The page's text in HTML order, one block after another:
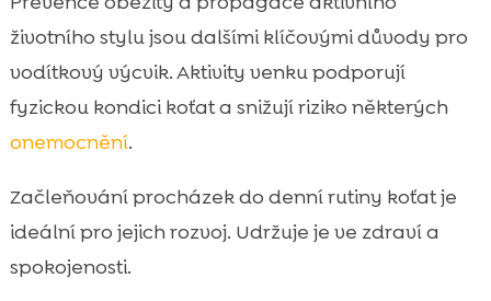
životního stylu jsou dalšími klíčovými důvody pro
vodítkový výcvik. Aktivity venku podporují
fyzickou kondici koťat a snižují riziko některých
onemocnění.
Začleňování procházek do denní rutiny koťat je
ideální pro jejich rozvoj. Udržuje je ve zdraví a
spokojenosti.